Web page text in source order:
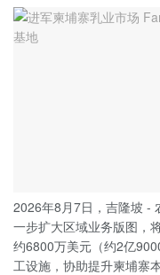
2026年8月7日，吉隆坡 -
一步扩大区域业务版图，
约6800万美元（约2亿
工设施，协助提升柬埔寨